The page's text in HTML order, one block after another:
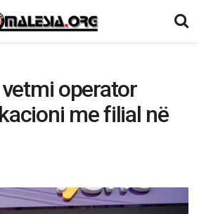
operator
me filial në